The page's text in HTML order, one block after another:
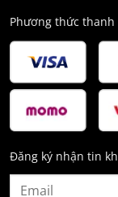
Phương thức thanh
Đăng ký nhận tin